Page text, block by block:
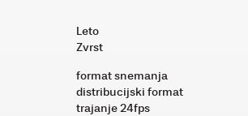
Leto
Zvrst
format snemanja
distribucijski format
trajanje 24fps